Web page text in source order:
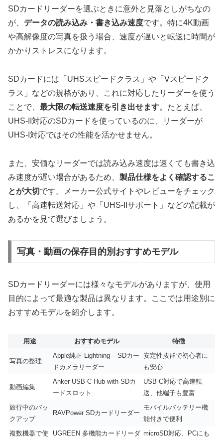
SDカードリーダーを選ぶときに意外と見落としがちなの
が、 データの読み込み・書き込み速度です。特に4K動画
や高解像度の写真を扱う場合、速度が遅いと転送に時間が
かかりストレスになります。
SDカードには「UHSスピードクラス」や「Vスピードク
ラス」などの規格があり、これに対応したリーダーを使う
ことで、 最大限の転送速度を引き出せます。たとえば、
UHS-II対応のSDカードを使っているのに、リーダーが
UHS-I対応ではその性能を活かせません。
また、安価なリーダーでは読み込み速度は速くても書き込
み速度が遅い場合があるため、 製品仕様をよく確認するこ
とが大切 です。メーカー公式サイトやレビューをチェック
し、「高速転送対応」や「UHS-IIサポート」などの記載が
あるかを見て選びましょう。
写真・動画の保存目的別おすすめモデル
SDカードリーダーには様々なモデルがありますが、使用
目的によって最適な製品は異なります。ここでは用途別に
おすすめモデルを紹介します。
用途 おすすめモデル 特徴
写真の整理
Apple純正 Lightning – SDカー
ドカメラリーダー
安定性抜群で初心者に
も安心
動画編集
Anker USB-C Hub with SDカ
ードスロット
USB-C対応で高速転
送、他端子も豊富
旅行中のバッ
クアップ
RAVPower SDカードリーダー
モバイルバッテリー機
能付きで便利
複数機器で使
UGREEN 多機能カードリーダ microSD対応、PCにも